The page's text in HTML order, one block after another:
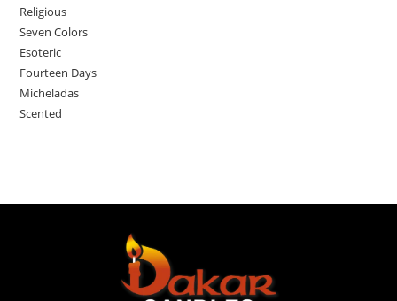
Religious
Seven Colors
Esoteric
Fourteen Days
Micheladas
Scented